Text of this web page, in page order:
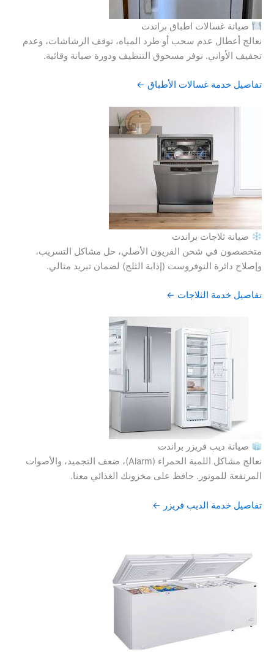
صيانة غسالات اطباق براندت
نعالج أعطال عدم سحب أو طرد المياه، توقف الرشاشات، وعدم
تجفيف الأواني. نوفر مسحوق التنظيف ودورة صيانة وقائية.
تفاصيل خدمة غسالات الأطباق ←
صيانة ثلاجات براندت
متخصصون في شحن الفريون الأصلي، حل مشاكل التسريب،
وإصلاح دائرة النوفروست (إذابة الثلج) لضمان تبريد مثالي.
تفاصيل خدمة الثلاجات ←
صيانة ديب فريزر براندت
نعالج مشاكل اللمبة الحمراء (Alarm)، ضعف التجميد، والأصوات
المرتفعة للموتور. حافظ على مخزونك الغذائي معنا.
تفاصيل خدمة الديب فريزر ←